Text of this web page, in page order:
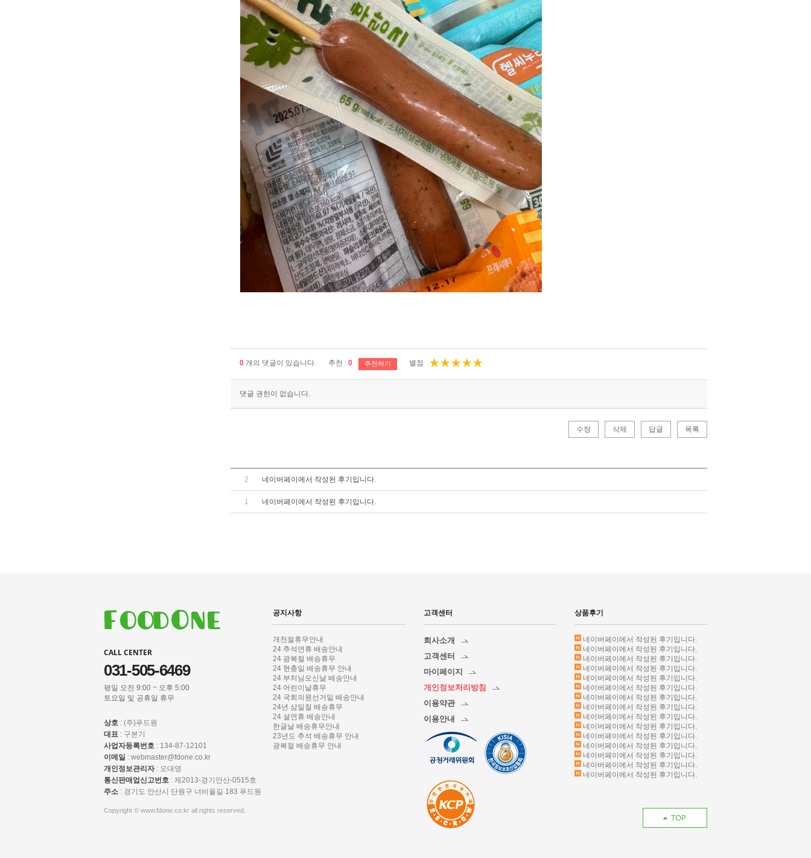
0 개의 댓글이 있습니다. 추천 : 0 추천하기 별점
댓글 권한이 없습니다.
수정 삭제 답글 목록
2 네이버페이에서 작성된 후기입니다.
1 네이버페이에서 작성된 후기입니다.
CALL CENTER
031-505-6469
평일 오전 9:00 ~ 오후 5:00
토요일 및 공휴일 휴무
상호 : (주)푸드원
대표 : 구본기
사업자등록번호 : 134-87-12101
이메일 : webmaster@fdone.co.kr
개인정보관리자: 오대영
통신판매업신고번호 : 제2013-경기안산-0515호
주소 : 경기도 안산시 단원구 너비울길 183 푸드원
Copyright © www.fdone.co.kr all rights reserved.
공지사항
개천절휴무안내
24 추석연휴 배송안내
24 광복절 배송휴무
24 현충일 배송휴무 안내
24 부처님오신날 배송안내
24 어린이날휴무
24 국회의원선거일 배송안내
24년 삼일절 배송휴무
24 설연휴 배송안내
한글날 배송휴무안내
23년도 추석 배송휴무 안내
광복절 배송휴무 안내
고객센터
회사소개
고객센터
마이페이지
개인정보처리방침
이용약관
이용안내
상품후기
네이버페이에서 작성된 후기입니다.
네이버페이에서 작성된 후기입니다.
네이버페이에서 작성된 후기입니다.
네이버페이에서 작성된 후기입니다.
네이버페이에서 작성된 후기입니다.
네이버페이에서 작성된 후기입니다.
네이버페이에서 작성된 후기입니다.
네이버페이에서 작성된 후기입니다.
네이버페이에서 작성된 후기입니다.
네이버페이에서 작성된 후기입니다.
네이버페이에서 작성된 후기입니다.
네이버페이에서 작성된 후기입니다.
네이버페이에서 작성된 후기입니다.
네이버페이에서 작성된 후기입니다.
네이버페이에서 작성된 후기입니다.
TOP